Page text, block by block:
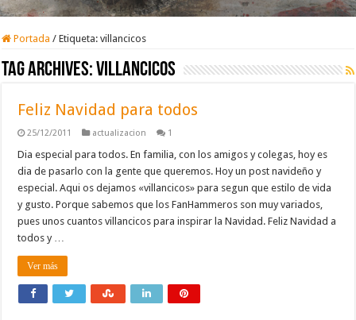
Portada / Etiqueta:villancicos
Tag Archives:villancicos
Feliz Navidad para todos
25/12/2011 actualizacion 1
Dia especial para todos. En familia, con los amigos y colegas, hoy es
dia de pasarlo con la gente que queremos. Hoy un post navideño y
especial. Aqui os dejamos «villancicos» para segun que estilo de vida
y gusto. Porque sabemos que los FanHammeros son muy variados,
pues unos cuantos villancicos para inspirar la Navidad. Feliz Navidad a
todos y …
Ver más